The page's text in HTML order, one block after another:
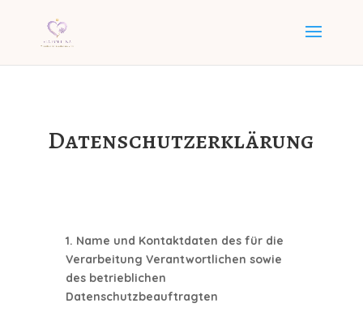
Datenschutzerklärung
1. Name und Kontaktdaten des für die
Verarbeitung Verantwortlichen sowie
des betrieblichen
Datenschutzbeauftragten